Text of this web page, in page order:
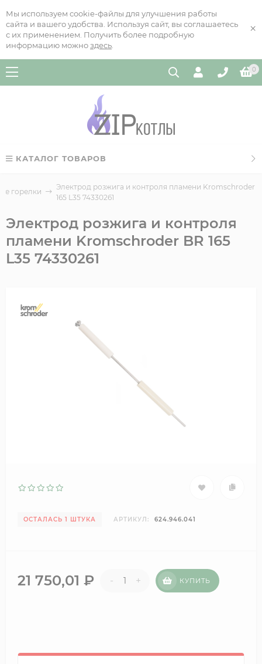
Мы используем cookie-файлы для улучшения работы
сайта и вашего удобства. Используя сайт, вы соглашаетесь
с их применением. Получить более подробную
информацию можно здесь
×
0
КАТАЛОГ ТОВАРОВ
горелки
Электрод розжига и контроля пламени Kromschroder
165 L35 74330261
Электрод розжига и контроля
пламени Kromschroder BR 165
L35 74330261
ОСТАЛАСЬ 1 ШТУКА АРТИКУЛ: 624.946.041
21 750,01 ₽ - + КУПИТЬ